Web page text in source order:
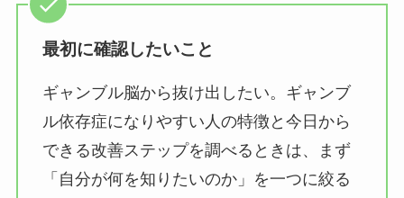
最初に確認したいこと
ギャンブル脳から抜け出したい。ギャンブ
ル依存症になりやすい人の特徴と今日から
できる改善ステップを調べるときは、まず
「自分が何を知りたいのか」を一つに絞る